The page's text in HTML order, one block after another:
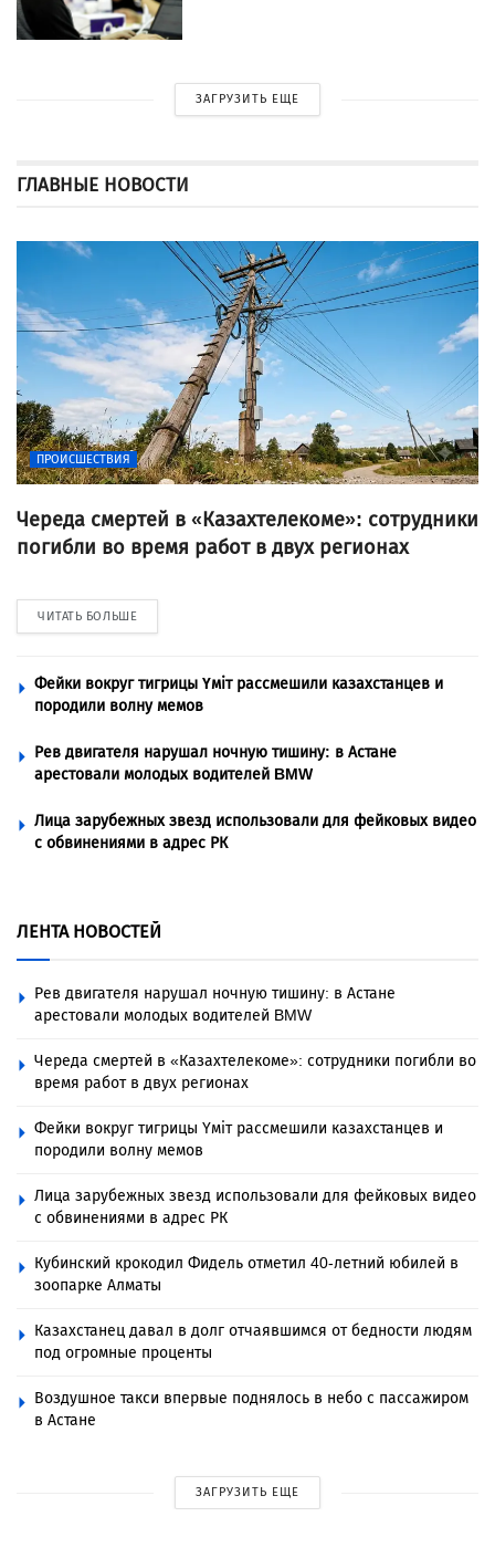
ЗАГРУЗИТЬ ЕЩЕ
ГЛАВНЫЕ НОВОСТИ
ПРОИСШЕСТВИЯ
Череда смертей в «Казахтелекоме»: сотрудники
погибли во время работ в двух регионах
ЧИТАТЬ БОЛЬШЕ
Фейки вокруг тигрицы Үміт рассмешили казахстанцев и
породили волну мемов
Рев двигателя нарушал ночную тишину: в Астане
арестовали молодых водителей BMW
Лица зарубежных звезд использовали для фейковых видео
с обвинениями в адрес РК
ЛЕНТА НОВОСТЕЙ
Рев двигателя нарушал ночную тишину: в Астане
арестовали молодых водителей BMW
Череда смертей в «Казахтелекоме»: сотрудники погибли во
время работ в двух регионах
Фейки вокруг тигрицы Үміт рассмешили казахстанцев и
породили волну мемов
Лица зарубежных звезд использовали для фейковых видео
с обвинениями в адрес РК
Кубинский крокодил Фидель отметил 40-летний юбилей в
зоопарке Алматы
Казахстанец давал в долг отчаявшимся от бедности людям
под огромные проценты
Воздушное такси впервые поднялось в небо с пассажиром
в Астане
ЗАГРУЗИТЬ ЕЩЕ